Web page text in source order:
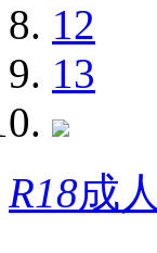
12
13
R18成